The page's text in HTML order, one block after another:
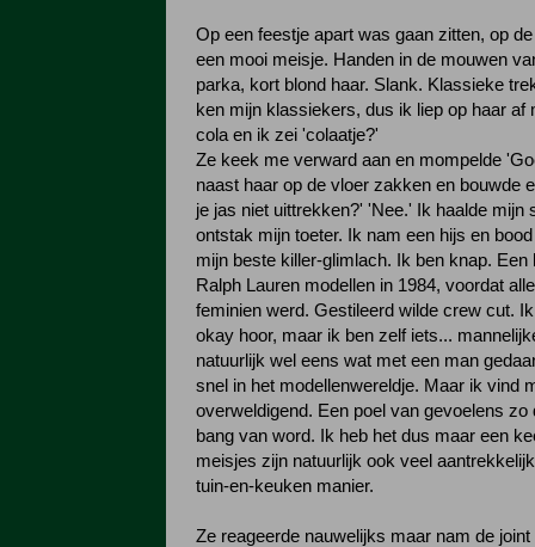
Op een feestje apart was gaan zitten, op
een mooi meisje. Handen in de mouwen
parka, kort blond haar. Slank. Klassieke
ken mijn klassiekers, dus ik liep op haar af
cola en ik zei 'colaatje?'
Ze keek me verward aan en mompelde
naast haar op de vloer zakken en bouwde
je jas niet uittrekken?' 'Nee.' Ik haalde mijn
ontstak mijn toeter. Ik nam een hijs en
mijn beste killer-glimlach. Ik ben knap. Een
Ralph Lauren modellen in 1984, voordat
feminien werd. Gestileerd wilde crew cut.
okay hoor, maar ik ben zelf iets...
natuurlijk wel eens wat met een man
snel in het modellenwereldje. Maar ik vind
overweldigend. Een poel van gevoelens zo
bang van word. Ik heb het dus maar een
meisjes zijn natuurlijk ook veel
tuin-en-keuken manier.
Ze reageerde nauwelijks maar nam de